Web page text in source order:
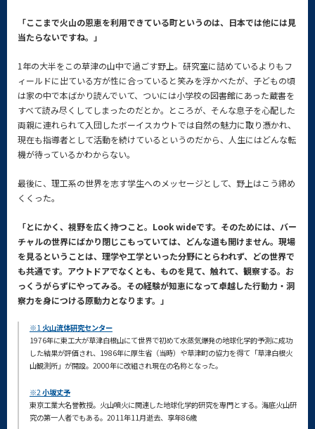
「ここまで火山の恩恵を利用できている町というのは、日本では他には見
当たらないですね。」
1年の大半をこの草津の山中で過ごす野上。研究室に詰めているよりもフ
ィールドに出ている方が性に合っていると笑みを浮かべたが、子どもの頃
は家の中で本ばかり読んでいて、ついには小学校の図書館にあった蔵書を
すべて読み尽くしてしまったのだとか。ところが、そんな息子を心配した
両親に連れられて入団したボーイスカウトでは自然の魅力に取り憑かれ、
現在も指導者として活動を続けているというのだから、人生にはどんな転
機が待っているかわからない。
最後に、理工系の世界を志す学生へのメッセージとして、野上はこう締め
くくった。
「とにかく、視野を広く持つこと。Look wideです。そのためには、バー
チャルの世界にばかり閉じこもっていては、どんな道も開けません。現場
を見るということは、理学や工学といった分野にとらわれず、どの世界で
も共通です。アウトドアでなくとも、ものを見て、触れて、観察する。お
っくうがらずにやってみる。その経験が知恵になって卓越した行動力・洞
察力を身につける原動力となります。」
※1 火山流体研究センター
1976年に東工大が草津白根山にて世界で初めて水蒸気爆発の地球化学的予測に成功
した結果が評価され、1986年に厚生省（当時）や草津町の協力を得て「草津白根火
山観測所」が開設。2000年に改組され現在の名称となった。
※2 小坂丈予
東京工業大名誉教授。火山噴火に関連した地球化学的研究を専門とする。海底火山研
究の第一人者でもある。2011年11月逝去、享年86歳